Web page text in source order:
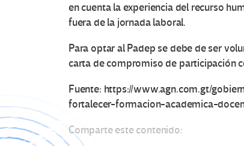
en cuenta la experiencia del recurso
fuera de la jornada laboral.
Para optar al Padep se debe de ser
carta de compromiso de participación
Fuente: https://www.agn.com.gt/
fortalecer-formacion-academica-
Comparte este contenido: